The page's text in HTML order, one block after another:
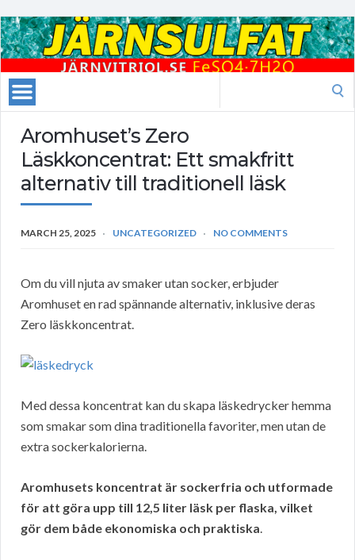
Aromhuset’s Zero
Läskkoncentrat: Ett smakfritt
alternativ till traditionell läsk
MARCH 25, 2025 UNCATEGORIZED NO COMMENTS
Om du vill njuta av smaker utan socker, erbjuder
Aromhuset en rad spännande alternativ, inklusive deras
Zero läskkoncentrat.
Med dessa koncentrat kan du skapa läskedrycker hemma
som smakar som dina traditionella favoriter, men utan de
extra sockerkalorierna.
Aromhusets koncentrat är sockerfria och utformade
för att göra upp till 12,5 liter läsk per flaska, vilket
gör dem både ekonomiska och praktiska.